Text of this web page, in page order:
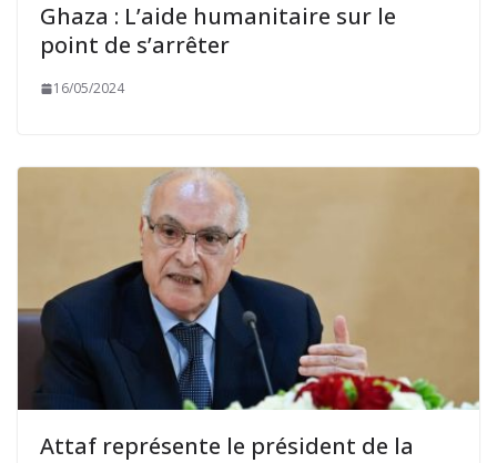
Ghaza : L’aide humanitaire sur le
point de s’arrêter
16/05/2024
Attaf représente le président de la